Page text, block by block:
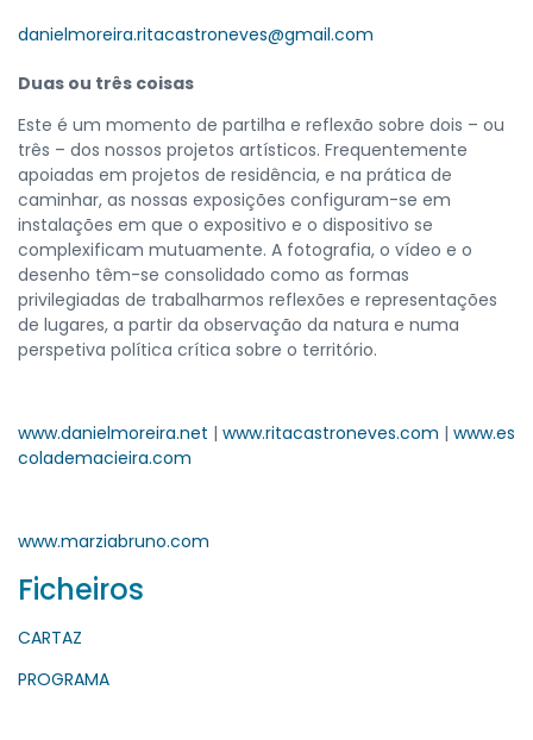
danielmoreira.ritacastroneves@gmail.com
Duas ou três coisas
Este é um momento de partilha e reflexão sobre dois – ou
três – dos nossos projetos artísticos. Frequentemente
apoiadas em projetos de residência, e na prática de
caminhar, as nossas exposições configuram-se em
instalações em que o expositivo e o dispositivo se
complexificam mutuamente. A fotografia, o vídeo e o
desenho têm-se consolidado como as formas
privilegiadas de trabalharmos reflexões e representações
de lugares, a partir da observação da natura e numa
perspetiva política crítica sobre o território.
www.danielmoreira.net | www.ritacastroneves.com | www.es
colademacieira.com
www.marziabruno.com
Ficheiros
CARTAZ
PROGRAMA